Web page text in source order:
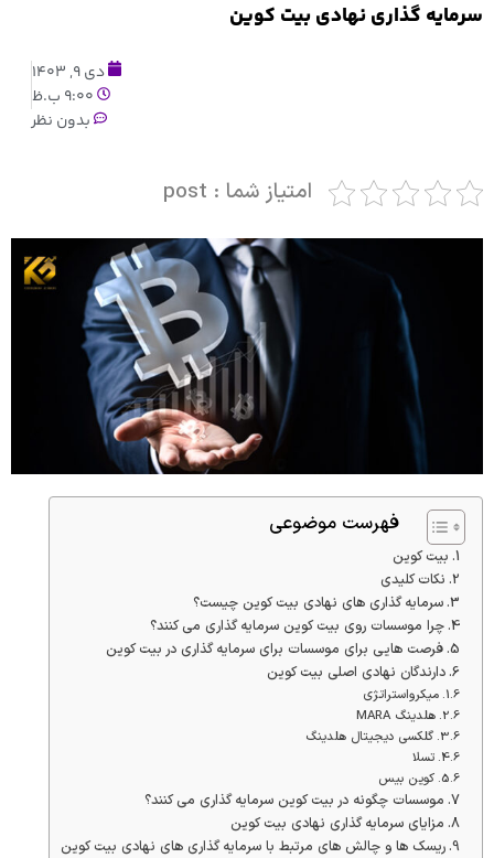
سرمایه گذاری نهادی بیت کوین
دی 9, 1403
9:00 ب.ظ
بدون نظر
امتیاز شما : post
فهرست موضوعی
بیت کوین
نکات کلیدی
سرمایه گذاری های نهادی بیت کوین چیست؟
چرا موسسات روی بیت کوین سرمایه گذاری می کنند؟
فرصت هایی برای موسسات برای سرمایه گذاری در بیت کوین
دارندگان نهادی اصلی بیت کوین
میکرواستراتژی
هلدینگ MARA
گلکسی دیجیتال هلدینگ
تسلا
کوین بیس
موسسات چگونه در بیت کوین سرمایه گذاری می کنند؟
مزایای سرمایه گذاری نهادی بیت کوین
ریسک ها و چالش های مرتبط با سرمایه گذاری های نهادی بیت کوین